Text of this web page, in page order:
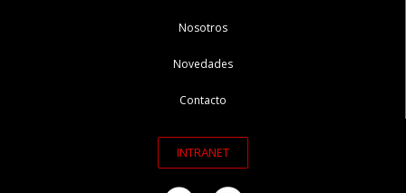
Nosotros
Novedades
Contacto
INTRANET